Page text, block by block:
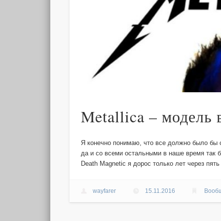
Metallica – модель
Я конечно понимаю, что все должно было бы
да и со всеми остальными в наше время так
Death Magnetic я дорос только лет через
wayfarer 15.11.2016